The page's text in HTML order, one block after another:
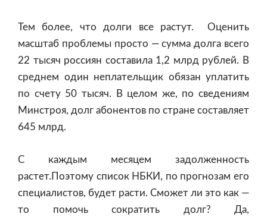
Тем более, что долги все растут. Оценить
масштаб проблемы просто — сумма долга всего
22 тысяч россиян составила 1,2 млрд рублей. В
среднем один неплательщик обязан уплатить
по счету 50 тысяч. В целом же, по сведениям
Минстроя, долг абонентов по стране составляет
645 млрд.
С каждым месяцем задолженность
растет.Поэтому список НБКИ, по прогнозам его
специалистов, будет расти. Сможет ли это как —
то помочь сократить долг? Да,